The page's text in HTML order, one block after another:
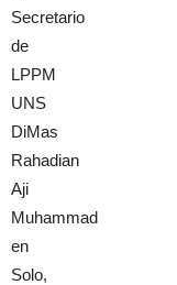
Secretario
de
LPPM
UNS
DiMas
Rahadian
Aji
Muhammad
en
Solo,